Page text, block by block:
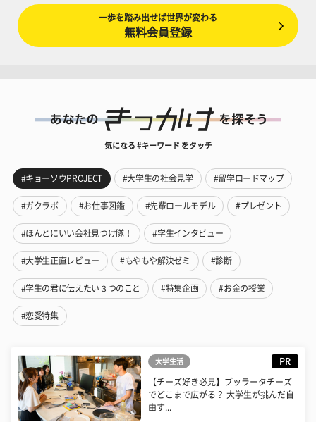
一歩を踏み出せば世界が変わる
無料会員登録
気になる #キーワード をタッチ
#キョーソウPROJECT #大学生の社会見学 #留学ロードマップ
#ガクラボ #お仕事図鑑 #先輩ロールモデル #プレゼント
#ほんとにいい会社見つけ隊！ #学生インタビュー
#大学生正直レビュー #もやもや解決ゼミ #診断
#学生の君に伝えたい３つのこと #特集企画 #お金の授業
#恋愛特集
大学生活 PR
【チーズ好き必見】ブッラータチーズ
でどこまで広がる？ 大学生が挑んだ自
由す...